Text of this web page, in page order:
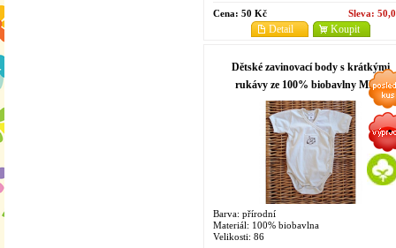
Cena: 50 Kč Sleva:
Koupit
Detail
Dětské zavinovací body s krátkými
rukávy ze 100% biobavlny MIMI
Barva: přírodní
Materiál: 100% biobavlna
Velikosti: 86